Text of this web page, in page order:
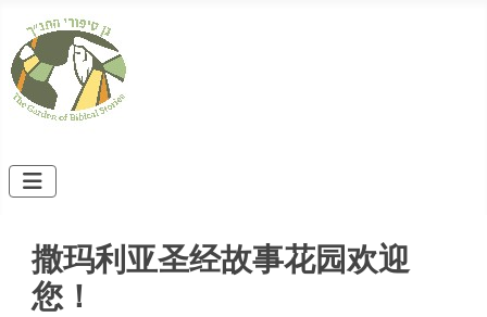
撒玛利亚圣经故事花园欢迎
您！